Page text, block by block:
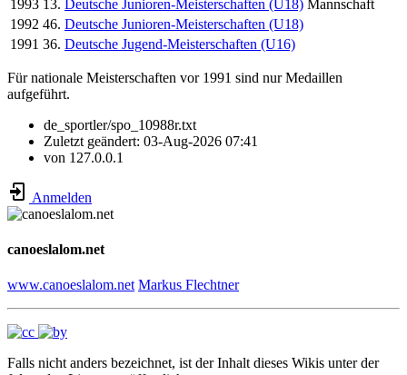
1993 13. Deutsche Junioren-Meisterschaften (U18) Mannschaft
1992 46. Deutsche Junioren-Meisterschaften (U18)
1991 36. Deutsche Jugend-Meisterschaften (U16)
Für nationale Meisterschaften vor 1991 sind nur Medaillen
aufgeführt.
de_sportler/spo_10988r.txt
Zuletzt geändert: 03-Aug-2026 07:41
von 127.0.0.1
Anmelden
canoeslalom.net
www.canoeslalom.net Markus Flechtner
Falls nicht anders bezeichnet, ist der Inhalt dieses Wikis unter der